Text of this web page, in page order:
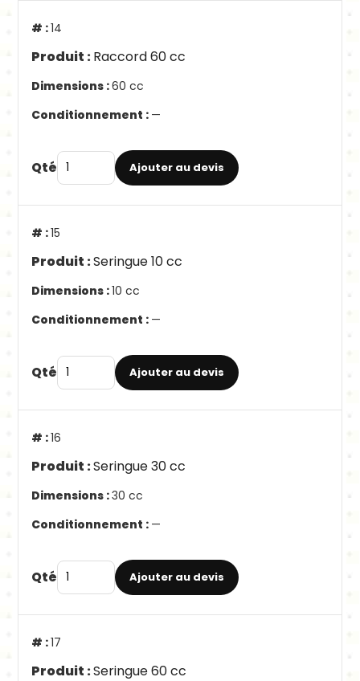
14
Raccord 60 cc
60 cc
—
Qté Ajouter au devis
15
Seringue 10 cc
10 cc
—
Qté Ajouter au devis
16
Seringue 30 cc
30 cc
—
Qté Ajouter au devis
17
Seringue 60 cc